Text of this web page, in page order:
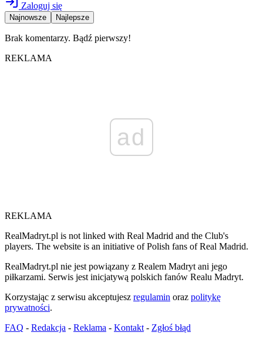
Zaloguj się
Najnowsze Najlepsze
Brak komentarzy. Bądź pierwszy!
REKLAMA
ad
REKLAMA
RealMadryt.pl is not linked with Real Madrid and the Club's
players. The website is an initiative of Polish fans of Real Madrid.
RealMadryt.pl nie jest powiązany z Realem Madryt ani jego
piłkarzami. Serwis jest inicjatywą polskich fanów Realu Madryt.
Korzystając z serwisu akceptujesz regulamin oraz politykę
prywatności.
FAQ - Redakcja - Reklama - Kontakt - Zgłoś błąd